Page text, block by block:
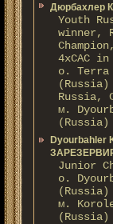
Дюрбахлер
Youth
winner,
4xCAC
о. Terra
(Russia)
Russia,
м.
Dyourbahler
Junior
о.
м.